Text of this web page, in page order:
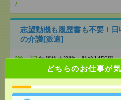
どちらのお仕事が
/ …
志望動機も履歴書も不要！
の介護[派遣]
[給 与]無資格未経験：時給1450円
OK ■扶養内OK ■日収1万1600円以
[交通費]交通費全額支給
[勤務地]大府駅/共和駅